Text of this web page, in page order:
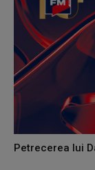
Petrecerea lui